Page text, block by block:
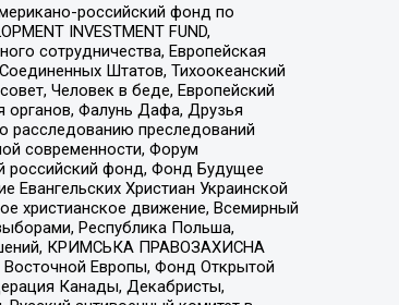
российский фонд по
INVESTMENT FUND,
сотрудничества, Европейская
Штатов, Тихоокеанский
Человек в беде, Европейский
органов, Фалунь Дафа, Друзья
расследованию преследований
современности, Форум
российский фонд, Фонд Будущее
Христиан Украинской
христианское движение, Всемирный
Республика Польша,
КРИМСЬКА ПРАВОЗАХИСНА
Восточной Европы, Фонд Открытой
Канады, Декабристы,